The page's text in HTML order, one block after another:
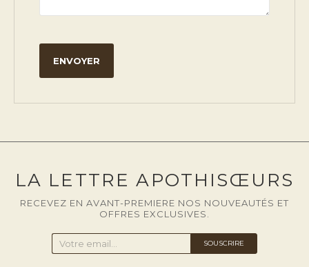
LA LETTRE APOTHISŒURS
RECEVEZ EN AVANT-PREMIERE NOS NOUVEAUTÉS ET
OFFRES EXCLUSIVES.
SOUSCRIRE